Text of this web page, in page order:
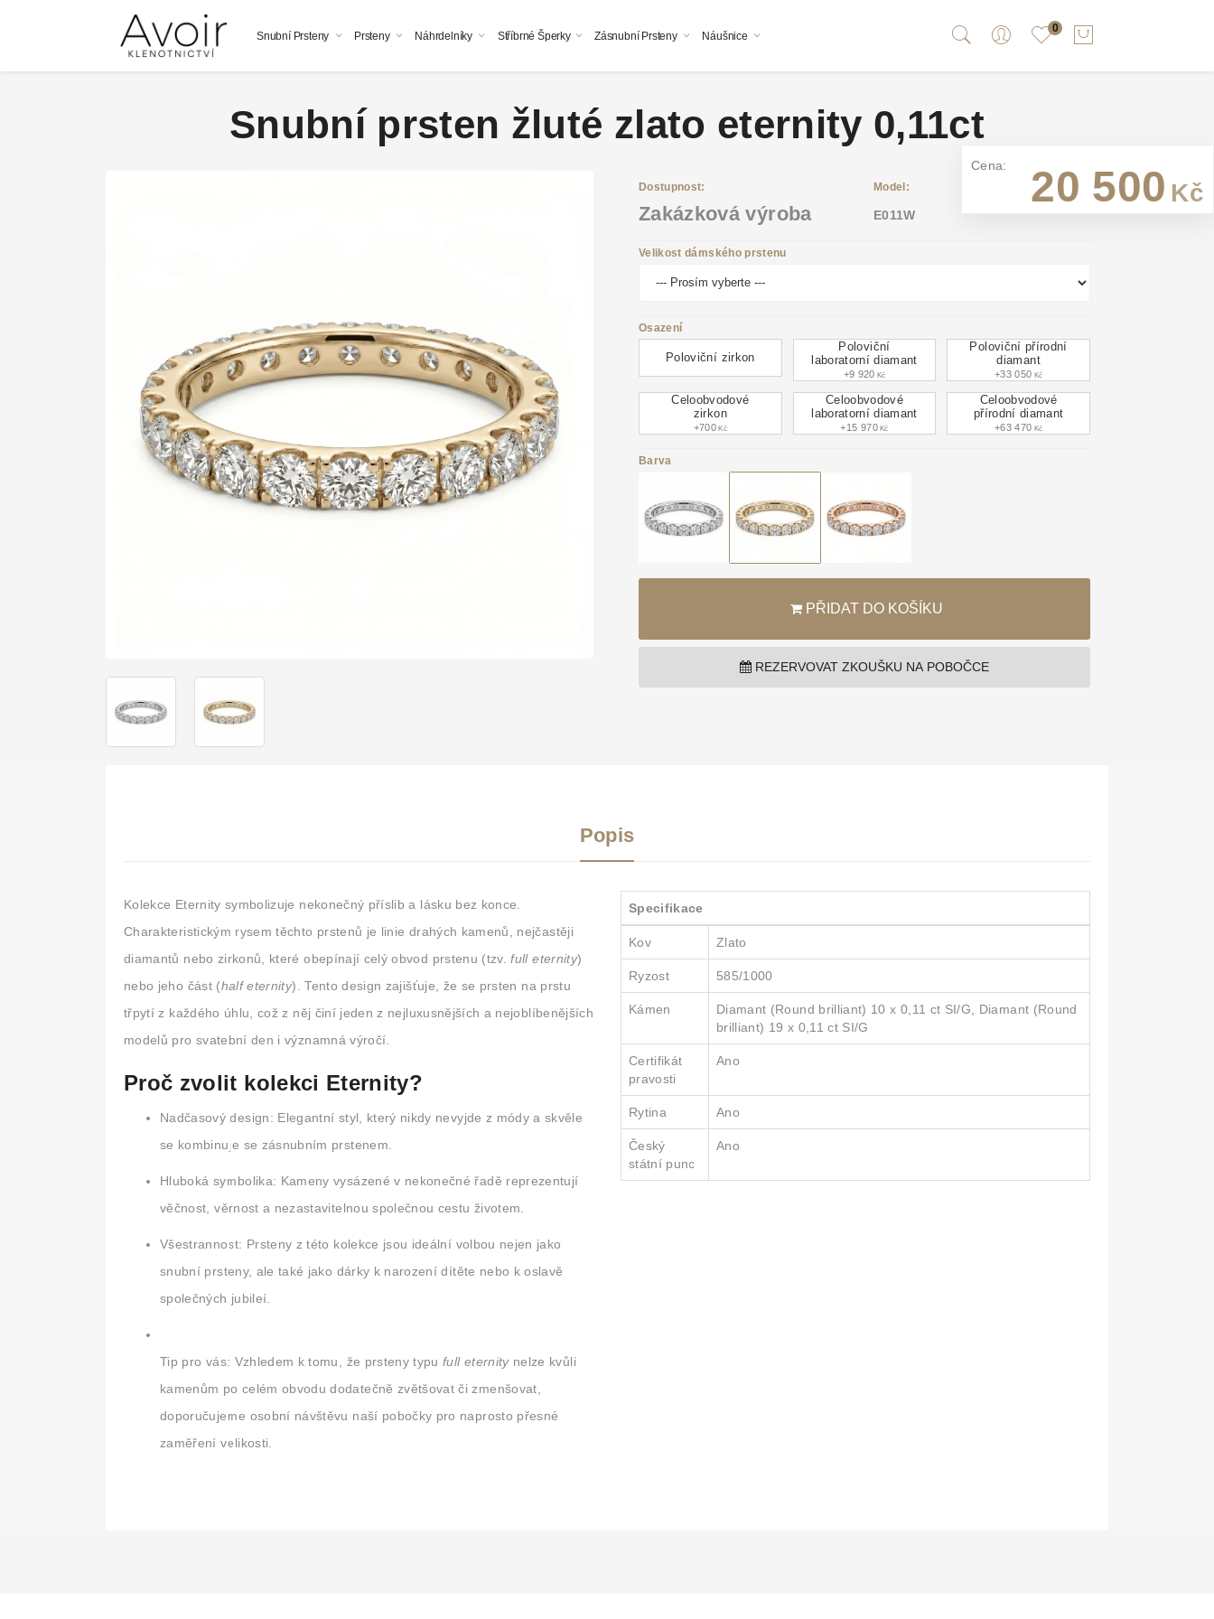
Snubní Prsteny Prsteny Náhrdelníky Stříbrné Šperky Zásnubní Prsteny Náušnice
0
Cena: 20 500 Kč
Snubní prsten žluté zlato eternity 0,11ct
Dostupnost: Model:
Zakázková výroba E011W
Velikost dámského prstenu
Osazení
Poloviční zirkon
Poloviční
laboratorní diamant
+9 920 Kč
Poloviční přírodní
diamant
+33 050 Kč
Celoobvodové
zirkon
+700 Kč
Celoobvodové
laboratorní diamant
+15 970 Kč
Celoobvodové
přírodní diamant
+63 470 Kč
Barva
PŘIDAT DO KOŠÍKU
REZERVOVAT ZKOUŠKU NA POBOČCE
Popis
Kolekce Eternity symbolizuje nekonečný příslib a lásku bez konce.
Charakteristickým rysem těchto prstenů je linie drahých kamenů, nejčastěji
diamantů nebo zirkonů, které obepínají celý obvod prstenu (tzv.full eternity)
nebo jeho část (half eternity). Tento design zajišťuje, že se prsten na prstu
třpytí z každého úhlu, což z něj činí jeden z nejluxusnějších a nejoblíbenějších
modelů pro svatební den i významná výročí.
Proč zvolit kolekci Eternity?
Nadčasový design: Elegantní styl, který nikdy nevyjde z módy a skvěle
se kombinuje se zásnubním prstenem.
Hluboká symbolika: Kameny vysázené v nekonečné řadě reprezentují
věčnost, věrnost a nezastavitelnou společnou cestu životem.
Všestrannost: Prsteny z této kolekce jsou ideální volbou nejen jako
snubní prsteny, ale také jako dárky k narození dítěte nebo k oslavě
společných jubileí.
Tip pro vás: Vzhledem k tomu, že prsteny typufull eternitynelze kvůli
kamenům po celém obvodu dodatečně zvětšovat či zmenšovat,
doporučujeme osobní návštěvu naší pobočky pro naprosto přesné
zaměření velikosti.
Specifikace
Kov Zlato
Ryzost 585/1000
Kámen
Diamant (Round brilliant) 10 x 0,11 ct SI/G, Diamant (Round
brilliant) 19 x 0,11 ct SI/G
Certifikát
pravosti
Ano
Rytina Ano
Český
státní punc
Ano